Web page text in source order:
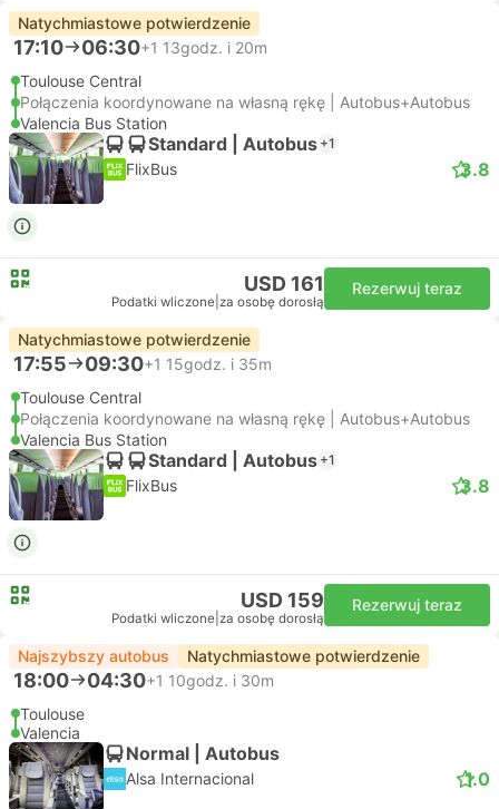
Natychmiastowe potwierdzenie
17:10 06:30+1 13godz. i 20m
Toulouse Central
Połączenia koordynowane na własną rękę | Autobus+Autobus
Valencia Bus Station
Standard | Autobus +1
FlixBus 3.8
USD 161
Podatki wliczone za osobę dorosłą
Rezerwuj teraz
Natychmiastowe potwierdzenie
17:55 09:30+1 15godz. i 35m
Toulouse Central
Połączenia koordynowane na własną rękę | Autobus+Autobus
Valencia Bus Station
Standard | Autobus +1
FlixBus 3.8
USD 159
Podatki wliczone za osobę dorosłą
Rezerwuj teraz
Najszybszy autobus Natychmiastowe potwierdzenie
18:00 04:30+1 10godz. i 30m
Toulouse
Valencia
Normal | Autobus
Alsa Internacional 1.0